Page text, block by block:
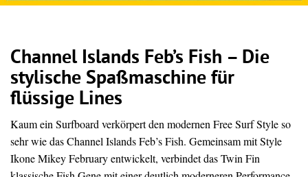
Channel Islands Feb’s Fish – Die
stylische Spaßmaschine für
flüssige Lines
Kaum ein Surfboard verkörpert den modernen Free Surf Style so
sehr wie das Channel Islands Feb’s Fish. Gemeinsam mit Style
Ikone Mikey February entwickelt, verbindet das Twin Fin